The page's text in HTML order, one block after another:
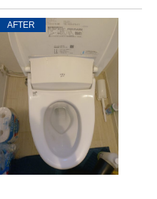
AFTER